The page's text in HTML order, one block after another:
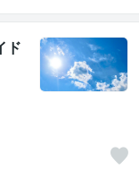
ド